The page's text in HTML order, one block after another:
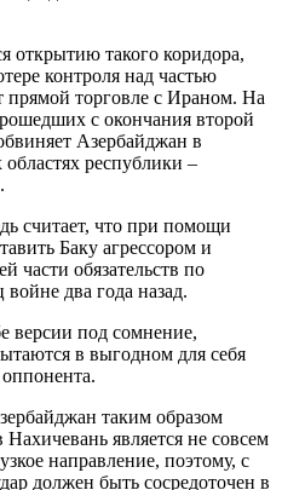
открытию такого коридора,
контроля над частью
прямой торговле с Ираном. На
с окончания второй
Азербайджан в
республики –
считает, что при помощи
Баку агрессором и
части обязательств по
два года назад.
версии под сомнение,
в выгодном для себя
таким образом
является не совсем
направление, поэтому, с
должен быть сосредоточен в